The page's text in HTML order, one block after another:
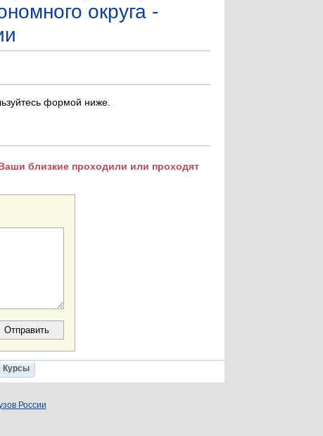
округа -
формой ниже.
близкие проходили или проходят
Курсы
России